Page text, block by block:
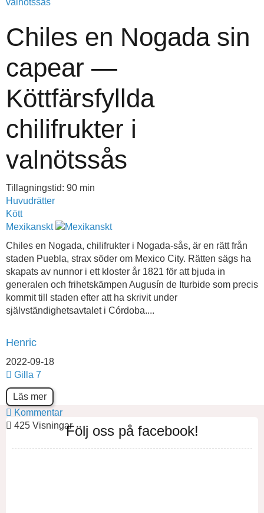
Chiles en Nogada sin
capear —
Köttfärsfyllda
chilifrukter i
valnötssås
Tillagningstid: 90 min
Huvudrätter
Kött
Mexikanskt
Chiles en Nogada, chilifrukter i Nogada-sås, är en rätt från
staden Puebla, strax söder om Mexico City. Rätten sägs ha
skapats av nunnor i ett kloster år 1821 för att bjuda in
generalen och frihetskämpen Augusín de Iturbide som precis
kommit till staden efter att ha skrivit under
självständighetsavtalet i Córdoba....
Henric
2022-09-18
Gilla 7
Läs mer
Kommentar
425 VisningarFölj oss på facebook!